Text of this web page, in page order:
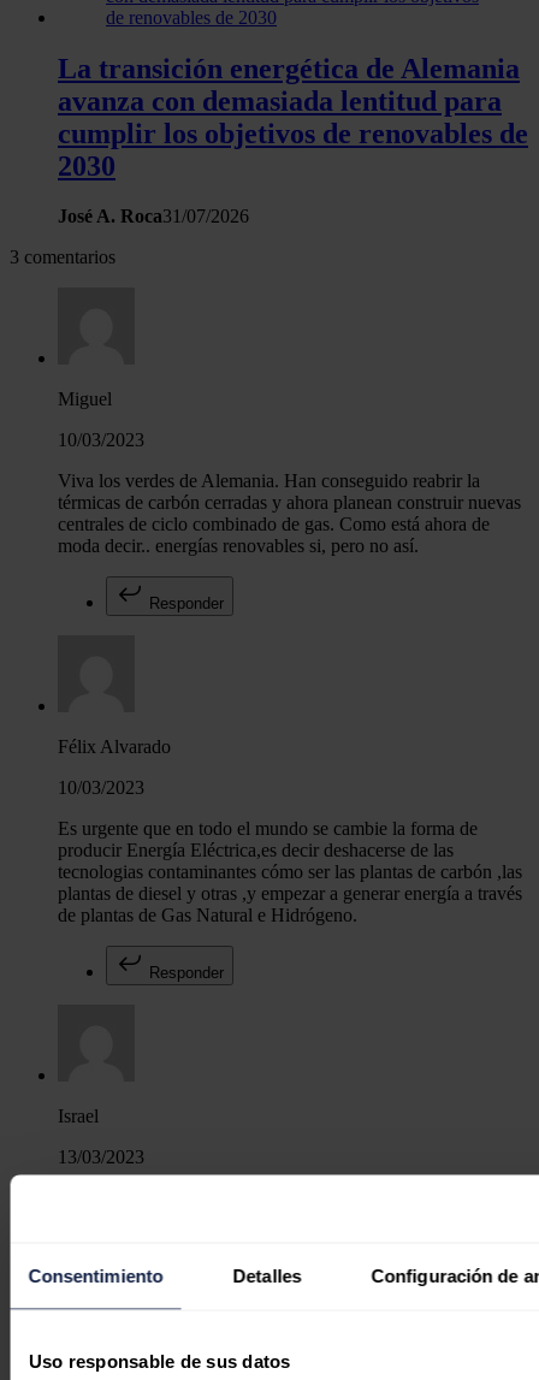
Consentimiento Detalles Configuración de
Uso responsable de sus datos
La transición energética de Alemania
avanza con demasiada lentitud para
cumplir los objetivos de renovables de
2030
José A. Roca31/07/2026
3 comentarios
Miguel
10/03/2023
Viva los verdes de Alemania. Han conseguido reabrir la
térmicas de carbón cerradas y ahora planean construir nuevas
centrales de ciclo combinado de gas. Como está ahora de
moda decir.. energías renovables si, pero no así.
Responder
Félix Alvarado
10/03/2023
Es urgente que en todo el mundo se cambie la forma de
producir Energía Eléctrica,es decir deshacerse de las
tecnologias contaminantes cómo ser las plantas de carbón ,las
plantas de diesel y otras ,y empezar a generar energía a través
de plantas de Gas Natural e Hidrógeno.
Responder
Israel
13/03/2023
desigualdad social y el desarrollo de la sociedad en países
emergentes y pobres, que en vez de preocuparse por tener
algo que llevarse a la boca, lo hagan por el planeta. O quizá
Es un poco cínico hablar de reducir la huella de carbono a 30
años vista cuando apenas el 30% de la electricidad viene de